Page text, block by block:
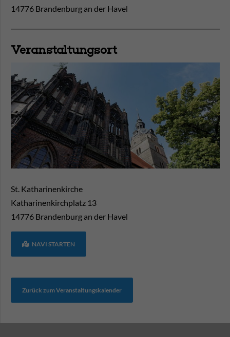
14776 Brandenburg an der Havel
Veranstaltungsort
St. Katharinenkirche
Katharinenkirchplatz 13
14776 Brandenburg an der Havel
NAVI STARTEN
Zurück zum Veranstaltungskalender